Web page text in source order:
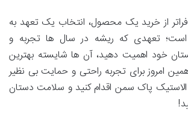
از خرید یک محصول، انتخاب یک تعهد به
تعهدی که ریشه در سال ها تجربه و
خود اهمیت دهید، آن ها شایسته بهترین
امروز برای تجربه راحتی و حمایت بی نظیر
پاک سمن اقدام کنید و سلامت دستان